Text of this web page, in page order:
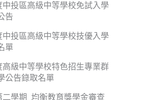
中投區高級中等學校免試入學
告
中投區高級中等學校技優入學
單
高級中等學校特色招生專業群
公告錄取名單
二學期 均衡教育獎學金審查